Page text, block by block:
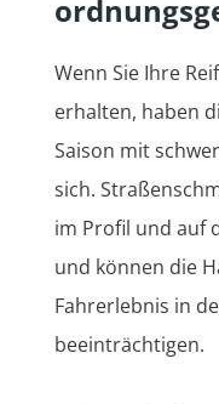
Wenn Sie Ihre
erhalten, haben
Saison mit
sich.
im Profil und auf
und können die
Fahrerlebnis in
beeinträchtigen.